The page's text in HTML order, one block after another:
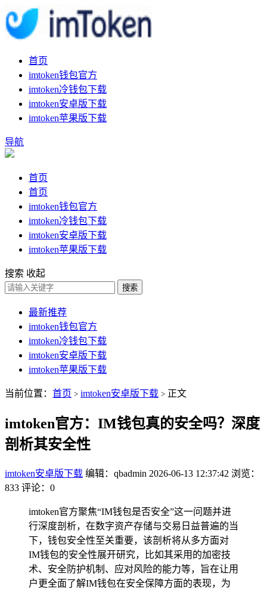
首页
imtoken钱包官方
imtoken冷钱包下载
imtoken安卓版下载
imtoken苹果版下载
导航
首页
首页
imtoken钱包官方
imtoken冷钱包下载
imtoken安卓版下载
imtoken苹果版下载
搜索 收起
搜索
最新推荐
imtoken钱包官方
imtoken冷钱包下载
imtoken安卓版下载
imtoken苹果版下载
当前位置： 首页 > imtoken安卓版下载 > 正文
imtoken官方：IM钱包真的安全吗？深度
剖析其安全性
imtoken安卓版下载 编辑：qbadmin 2026-06-13 12:37:42 浏览：
833 评论：0
imtoken官方聚焦“IM钱包是否安全”这一问题并进
行深度剖析，在数字资产存储与交易日益普遍的当
下，钱包安全性至关重要，该剖析将从多方面对
IM钱包的安全性展开研究，比如其采用的加密技
术、安全防护机制、应对风险的能力等，旨在让用
户更全面了解IM钱包在安全保障方面的表现，为